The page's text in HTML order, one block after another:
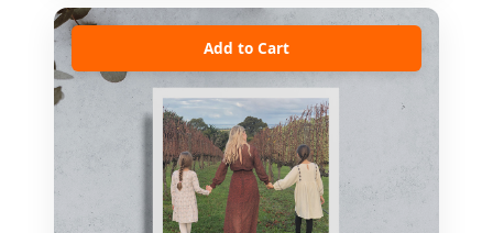
Add to Cart